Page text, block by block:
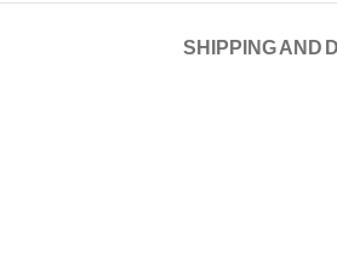
SHIPPING AND